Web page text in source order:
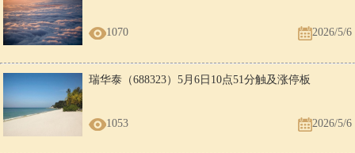
1070 2026/5/6
瑞华泰（688323）5月6日10点51分触及涨停板
1053 2026/5/6